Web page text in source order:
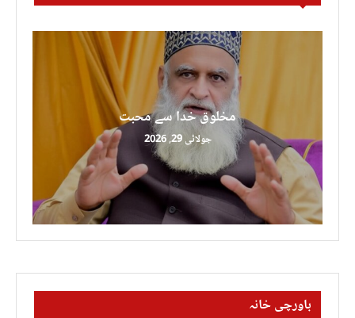
مخلوق خدا سے محبت
جولائی 29, 2026
باورچی خانہ